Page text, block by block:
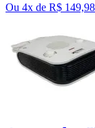
Ou 4x de R$